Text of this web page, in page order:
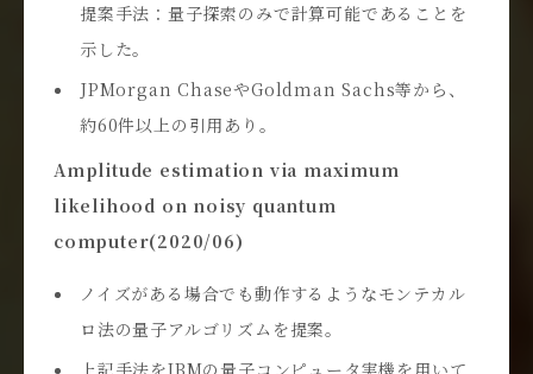
提案手法：量子探索のみで計算可能であることを
示した。
JPMorgan ChaseやGoldman Sachs等から、
約60件以上の引用あり。
Amplitude estimation via maximum
likelihood on noisy quantum
computer(2020/06)
ノイズがある場合でも動作するようなモンテカル
ロ法の量子アルゴリズムを提案。